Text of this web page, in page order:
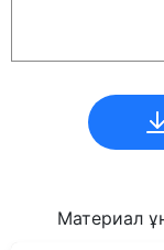
Материал